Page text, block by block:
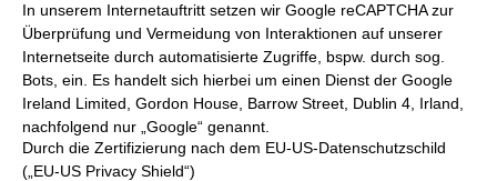
In unserem Internetauftritt setzen wir Google reCAPTCHA zur
Überprüfung und Vermeidung von Interaktionen auf unserer
Internetseite durch automatisierte Zugriffe, bspw. durch sog.
Bots, ein. Es handelt sich hierbei um einen Dienst der Google
Ireland Limited, Gordon House, Barrow Street, Dublin 4, Irland,
nachfolgend nur „Google“ genannt.
Durch die Zertifizierung nach dem EU-US-Datenschutzschild
(„EU-US Privacy Shield“)